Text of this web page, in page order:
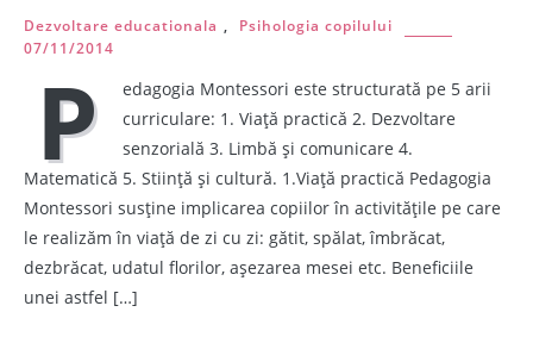
Dezvoltare educationala ,
Psihologia copilului
07/11/2014
P
edagogia Montessori este structurată pe 5 arii
curriculare: 1. Viață practică 2. Dezvoltare
senzorială 3. Limbă și comunicare 4.
Matematică 5. Stiință și cultură. 1.Viață practică Pedagogia
Montessori susține implicarea copiilor în activitățile pe care
le realizăm în viață de zi cu zi: gătit, spălat, îmbrăcat,
dezbrăcat, udatul florilor, așezarea mesei etc. Beneficiile
unei astfel […]